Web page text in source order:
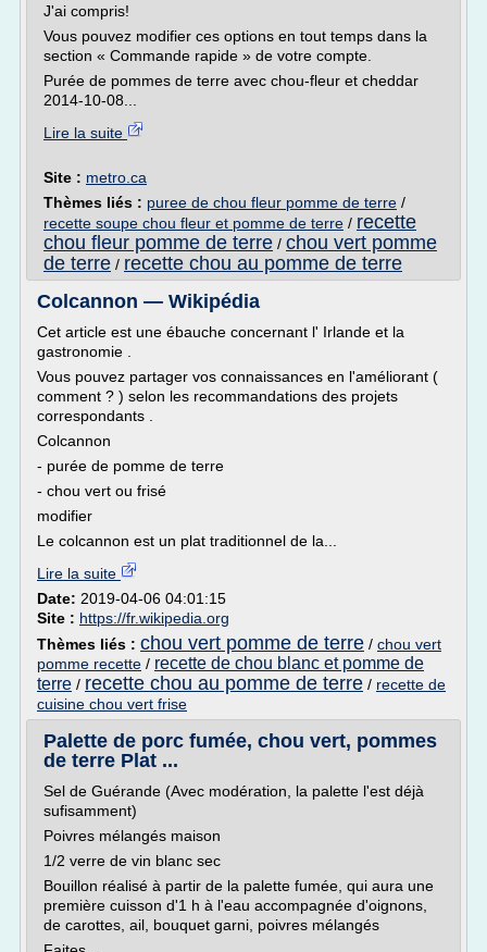
J'ai compris!
Vous pouvez modifier ces options en tout temps dans la
section « Commande rapide » de votre compte.
Purée de pommes de terre avec chou-fleur et cheddar
2014-10-08...
Lire la suite
Site : metro.ca
Thèmes liés : puree de chou fleur pomme de terre /
recette soupe chou fleur et pomme de terre / recette
chou fleur pomme de terre / chou vert pomme
de terre / recette chou au pomme de terre
Colcannon — Wikipédia
Cet article est une ébauche concernant l' Irlande et la
gastronomie .
Vous pouvez partager vos connaissances en l'améliorant (
comment ? ) selon les recommandations des projets
correspondants .
Colcannon
- purée de pomme de terre
- chou vert ou frisé
modifier
Le colcannon est un plat traditionnel de la...
Lire la suite
Date: 2019-04-06 04:01:15
Site : https://fr.wikipedia.org
Thèmes liés : chou vert pomme de terre / chou vert
pomme recette / recette de chou blanc et pomme de
terre / recette chou au pomme de terre / recette de
cuisine chou vert frise
Palette de porc fumée, chou vert, pommes
de terre Plat ...
Sel de Guérande (Avec modération, la palette l'est déjà
sufisamment)
Poivres mélangés maison
1/2 verre de vin blanc sec
Bouillon réalisé à partir de la palette fumée, qui aura une
première cuisson d'1 h à l'eau accompagnée d'oignons,
de carottes, ail, bouquet garni, poivres mélangés